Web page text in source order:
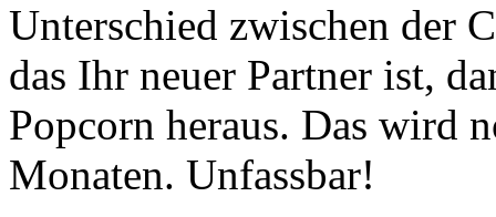
Unterschied zwischen der
das Ihr neuer Partner ist,
Popcorn heraus. Das wird
Monaten. Unfassbar!